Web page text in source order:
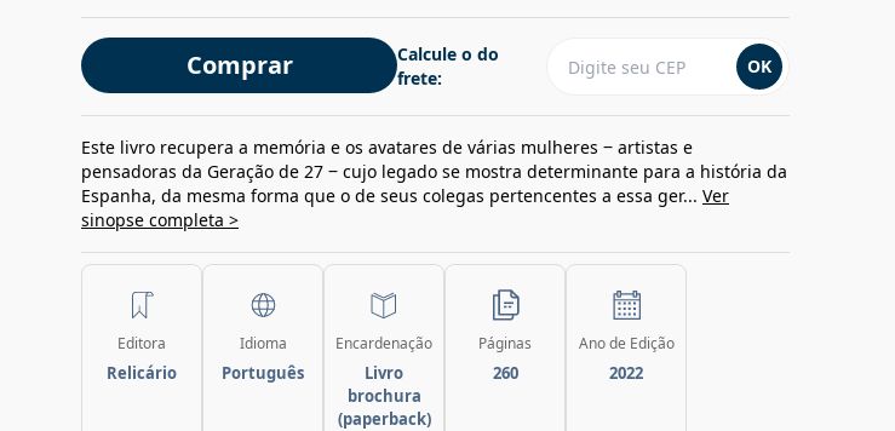
Comprar
Calcule o do
frete:
OK
Este livro recupera a memória e os avatares de várias mulheres ‒ artistas e
pensadoras da Geração de 27 ‒ cujo legado se mostra determinante para a história da
Espanha, da mesma forma que o de seus colegas pertencentes a essa ger... Ver
sinopse completa >
Editora
Relicário
Idioma
Português
Encardenação
Livro
brochura
(paperback)
Páginas
260
Ano de Edição
2022